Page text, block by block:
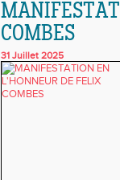
COMBES
31 Juillet 2025